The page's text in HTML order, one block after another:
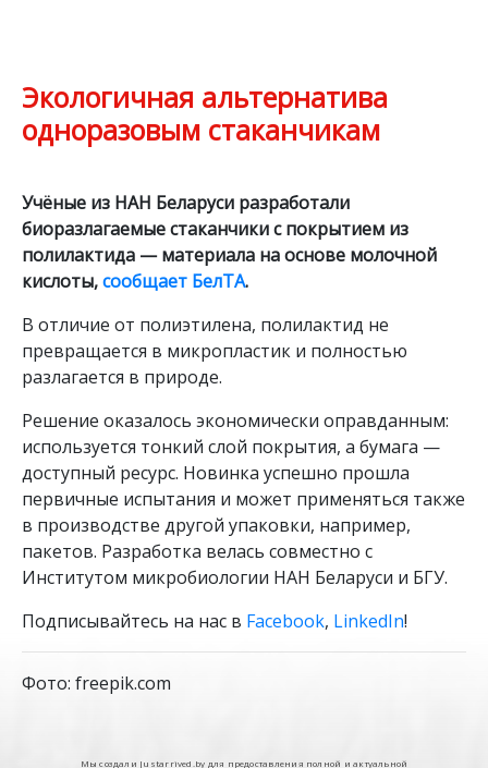
Экологичная альтернатива
одноразовым стаканчикам
Учёные из НАН Беларуси разработали
биоразлагаемые стаканчики с покрытием из
полилактида — материала на основе молочной
кислоты,сообщает БелТА.
В отличие от полиэтилена, полилактид не
превращается в микропластик и полностью
разлагается в природе.
Решение оказалось экономически оправданным:
используется тонкий слой покрытия, а бумага —
доступный ресурс. Новинка успешно прошла
первичные испытания и может применяться также
в производстве другой упаковки, например,
пакетов. Разработка велась совместно с
Институтом микробиологии НАН Беларуси и БГУ.
Подписывайтесь на нас в Facebook, LinkedIn!
Фото: freepik.com
Мы создали Justarrived.by для предоставления полной и актуальной